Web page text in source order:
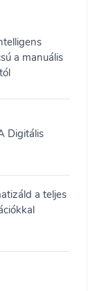
a manuális
Digitális
a teljes